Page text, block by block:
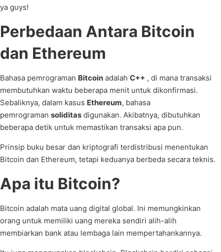
ya guys!
Perbedaan Antara Bitcoin
dan Ethereum
Bahasa pemrograman Bitcoin adalah C++ , di mana transaksi
membutuhkan waktu beberapa menit untuk dikonfirmasi.
Sebaliknya, dalam kasus Ethereum, bahasa
pemrograman soliditas digunakan. Akibatnya, dibutuhkan
beberapa detik untuk memastikan transaksi apa pun.
Prinsip buku besar dan kriptografi terdistribusi menentukan
Bitcoin dan Ethereum, tetapi keduanya berbeda secara teknis.
Apa itu Bitcoin?
Bitcoin adalah mata uang digital global. Ini memungkinkan
orang untuk memiliki uang mereka sendiri alih-alih
membiarkan bank atau lembaga lain mempertahankannya.